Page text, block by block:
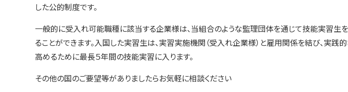
した公的制度です。
一般的に受入れ可能職種に該当する企業様は、当組合のような監理団体を通じて技能実習生
ることができます。入国した実習生は、実習実施機関（受入れ企業様）と雇用関係を結び、実践
高めるために最長５年間の技能実習に入ります。
その他の国のご要望等がありましたらお気軽に相談ください